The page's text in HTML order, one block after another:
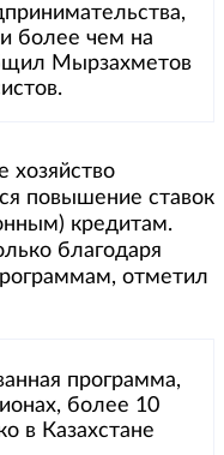
более чем на
Мырзахметов
хозяйство
повышение ставок
кредитам.
благодаря
отметил
программа,
более 10
в Казахстане